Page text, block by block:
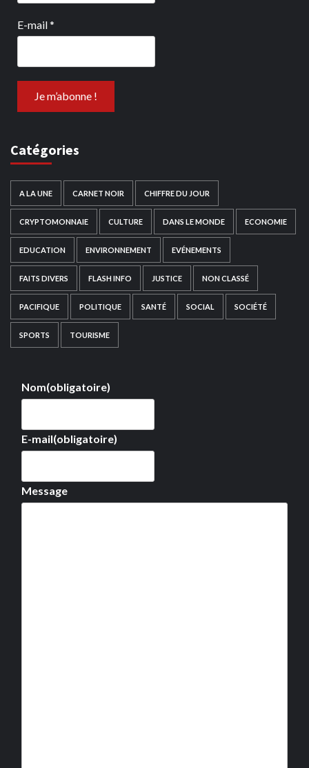
E-mail*
Catégories
A LA UNE CARNET NOIR CHIFFRE DU JOUR
CRYPTOMONNAIE CULTURE DANS LE MONDE ECONOMIE
EDUCATION ENVIRONNEMENT EVÉNEMENTS
FAITS DIVERS FLASH INFO JUSTICE NON CLASSÉ
PACIFIQUE POLITIQUE SANTÉ SOCIAL SOCIÉTÉ
SPORTS TOURISME
Nom(obligatoire)
E-mail(obligatoire)
Message